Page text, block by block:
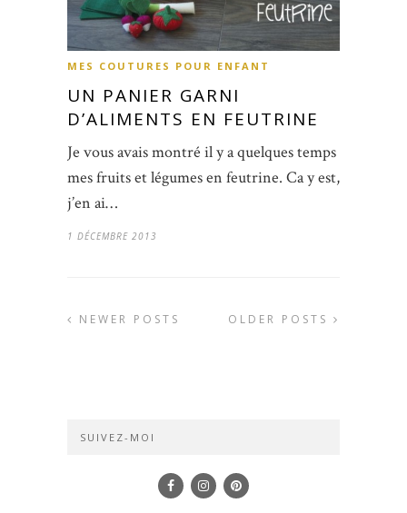
MES COUTURES POUR ENFANT
UN PANIER GARNI
D’ALIMENTS EN FEUTRINE
Je vous avais montré il y a quelques temps
mes fruits et légumes en feutrine. Ca y est,
j’en ai…
1 DÉCEMBRE 2013
OLDER POSTS
NEWER POSTS
SUIVEZ-MOI